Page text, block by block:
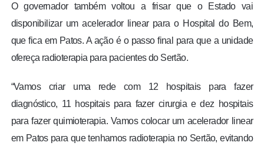
O governador também voltou a frisar que o Estado vai
disponibilizar um acelerador linear para o Hospital do Bem,
que fica em Patos. A ação é o passo final para que a unidade
ofereça radioterapia para pacientes do Sertão.
“Vamos criar uma rede com 12 hospitais para fazer
diagnóstico, 11 hospitais para fazer cirurgia e dez hospitais
para fazer quimioterapia. Vamos colocar um acelerador linear
em Patos para que tenhamos radioterapia no Sertão, evitando